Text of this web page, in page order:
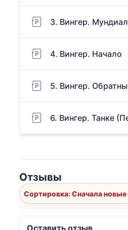
3. Вингер.
4. Вингер. Начало
5. Вингер.
6. Вингер. Танке
Отзывы
Сортировка: Сначала новые